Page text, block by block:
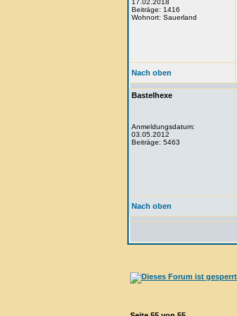
17.02.2018
Beiträge: 1416
Wohnort: Sauerland
Nach oben
Bastelhexe
Anmeldungsdatum:
03.05.2012
Beiträge: 5463
Nach oben